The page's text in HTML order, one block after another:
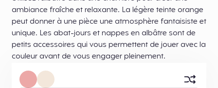
ambiance fraîche et relaxante. La légère teinte orange
peut donner à une pièce une atmosphère fantaisiste et
unique. Les abat-jours et nappes en albâtre sont de
petits accessoires qui vous permettent de jouer avec la
couleur avant de vous engager pleinement.